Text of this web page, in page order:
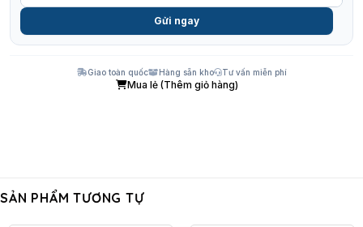
Gửi ngay
Giao toàn quốc Hàng sẵn kho Tư vấn miễn phí
Mua lẻ (Thêm giỏ hàng)
SẢN PHẨM TƯƠNG TỰ